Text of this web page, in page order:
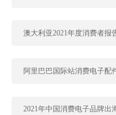
澳大利亚2021年度消费者报
阿里巴巴国际站消费电子配
2021年中国消费电子品牌出